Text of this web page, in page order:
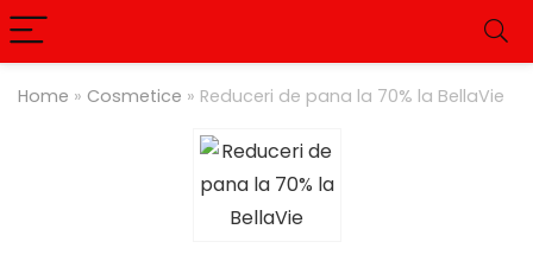
Home » Cosmetice » Reduceri de pana la 70% la BellaVie